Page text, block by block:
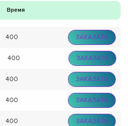
Время
400 ЗАКАЗАТЬ
400 ЗАКАЗАТЬ
400 ЗАКАЗАТЬ
400 ЗАКАЗАТЬ
400 ЗАКАЗАТЬ